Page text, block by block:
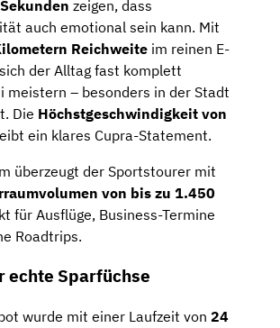
zeigen, dass
auch emotional sein kann. Mit
Reichweite im reinen E-
der Alltag fast komplett
meistern – besonders in der Stadt
Die Höchstgeschwindigkeit von
ein klares Cupra-Statement.
überzeugt der Sportstourer mit
von bis zu 1.450
für Ausflüge, Business-Termine
Roadtrips.
echte Sparfüchse
wurde mit einer Laufzeit von 24